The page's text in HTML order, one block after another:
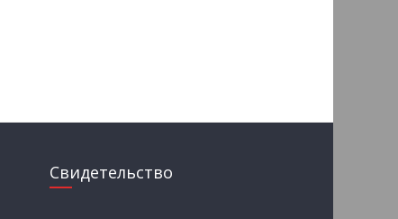
Свидетельство